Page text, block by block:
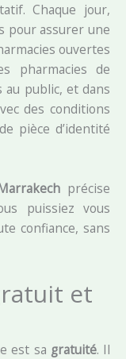
Chaque jour,
pour assurer une
ouvertes
pharmacies de
au public, et dans
des conditions
pièce d’identité
précise
puissiez vous
confiance, sans
et
est sa gratuité. Il